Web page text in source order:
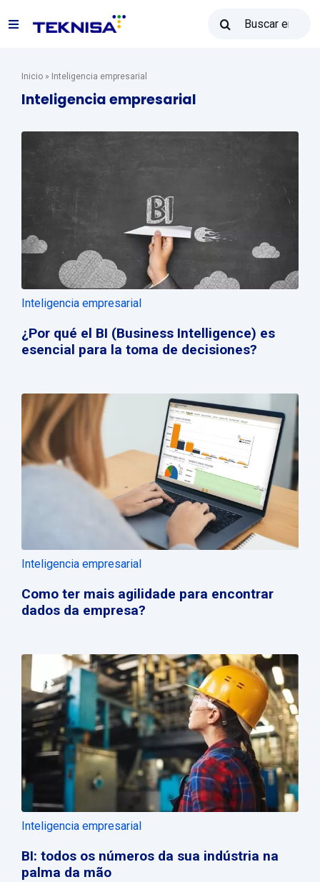
Alternar
Soluciones
Ventas: (31) 2122-2300
Póngase en contacto con
Inicio» Inteligencia empresarial
Inteligencia empresarial
Inteligencia empresarial
¿Por qué el BI (Business Intelligence) es
esencial para la toma de decisiones?
Inteligencia empresarial
Como ter mais agilidade para encontrar
dados da empresa?
Inteligencia empresarial
BI: todos os números da sua indústria na
palma da mão